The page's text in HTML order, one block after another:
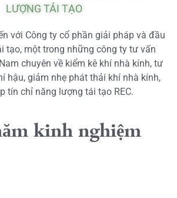
LƯỢNG TÁI TẠO
với Công ty cổ phần giải pháp và đầu
tạo, một trong những công ty tư vấn
chuyên về kiểm kê khí nhà kính, tư
hậu, giảm nhẹ phát thải khí nhà kính,
tín chỉ năng lượng tái tạo REC.
kinh nghiệm